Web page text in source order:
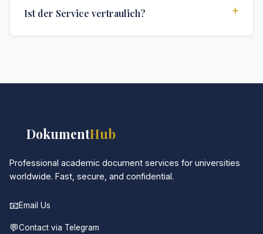
Die genaue Lieferzeit hängt von Ihrem Standort und
Ist der Service vertraulich? +
DokumentHub
Professional academic document services for universities
worldwide. Fast, secure, and confidential.
📧Email Us
💬Contact via Telegram